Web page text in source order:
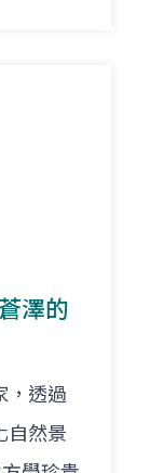
澤的
，透過
自然景